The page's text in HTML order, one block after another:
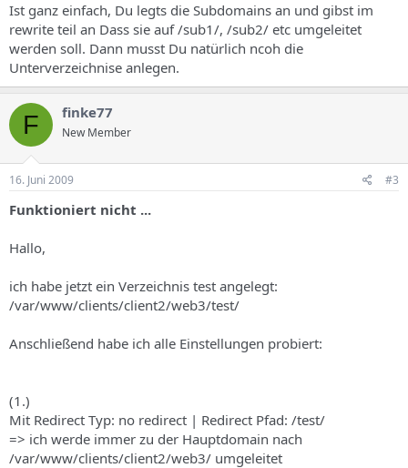
Ist ganz einfach, Du legts die Subdomains an und gibst im
rewrite teil an Dass sie auf /sub1/, /sub2/ etc umgeleitet
werden soll. Dann musst Du natürlich ncoh die
Unterverzeichnise anlegen.
F finke77
New Member
16. Juni 2009 #3
Funktioniert nicht ...
Hallo,
ich habe jetzt ein Verzeichnis test angelegt:
/var/www/clients/client2/web3/test/
Anschließend habe ich alle Einstellungen probiert:
(1.)
Mit Redirect Typ: no redirect | Redirect Pfad: /test/
=> ich werde immer zu der Hauptdomain nach
/var/www/clients/client2/web3/ umgeleitet